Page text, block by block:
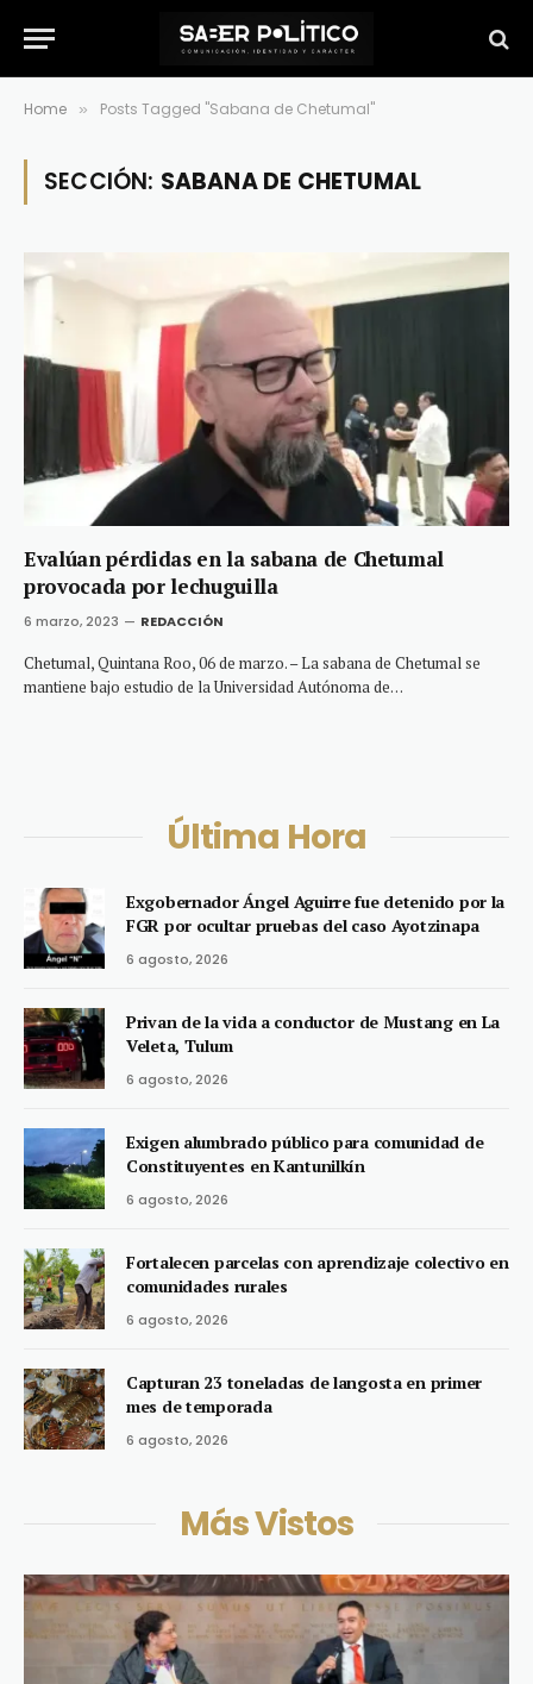
Home » Posts Tagged "Sabana de Chetumal"
SECCIÓN: SABANA DE CHETUMAL
Evalúan pérdidas en la sabana de Chetumal
provocada por lechuguilla
6 marzo, 2023 REDACCIÓN
Chetumal, Quintana Roo, 06 de marzo. – La sabana de Chetumal se
mantiene bajo estudio de la Universidad Autónoma de…
Última Hora
Exgobernador Ángel Aguirre fue detenido por la
FGR por ocultar pruebas del caso Ayotzinapa
6 agosto, 2026
Privan de la vida a conductor de Mustang en La
Veleta, Tulum
6 agosto, 2026
Exigen alumbrado público para comunidad de
Constituyentes en Kantunilkín
6 agosto, 2026
Fortalecen parcelas con aprendizaje colectivo en
comunidades rurales
6 agosto, 2026
Capturan 23 toneladas de langosta en primer
mes de temporada
6 agosto, 2026
Más Vistos